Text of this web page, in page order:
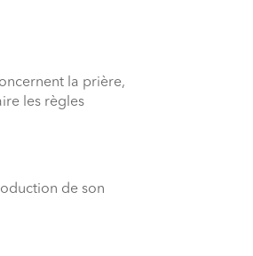
la prière,
les règles
de son